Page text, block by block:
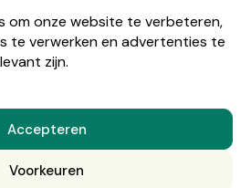
om onze website te verbeteren,
te verwerken en advertenties te
zijn.
Accepteren
Voorkeuren
Prins nieuwsbrief